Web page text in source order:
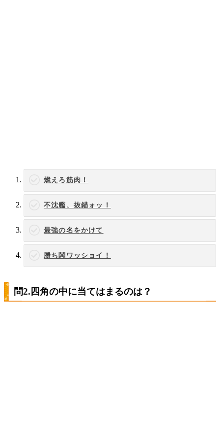
燃えろ筋肉！
不沈艦、抜錨ォッ！
最強の名をかけて
勝ち鬨ワッショイ！
問2.四角の中に当てはまるのは？